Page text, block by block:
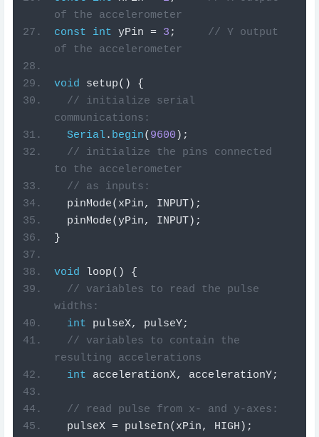
of the accelerometer
const
int yPin = 3 ;
// Y output
of the accelerometer
void setup()
{
// initialize serial
communications:
Serial. begin( 9600 );
// initialize the pins connected
to the accelerometer
// as inputs:
  pinMode
( xPin, INPUT);
  pinMode
(yPin, INPUT);
}
void loop()
{
// variables to read the pulse
widths:
int pulseX, pulseY;
// variables to contain the
resulting accelerations
int accelerationX, accelerationY;
// read pulse from x- and y-axes:
  pulseX
= pulseIn( xPin, HIGH );